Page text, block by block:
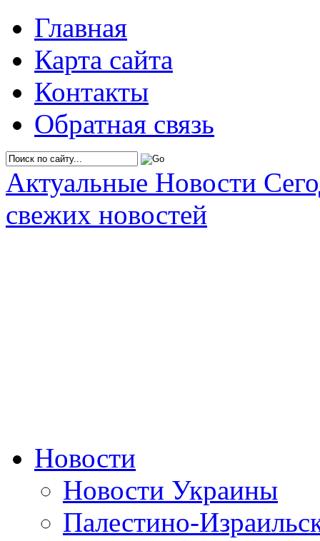
Главная
Карта сайта
Контакты
Обратная связь
Актуальные Новости
свежих новостей
Новости
Новости Украины
Палестино-